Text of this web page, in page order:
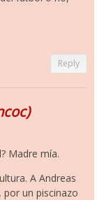
Reply
Madre mía.
A Andreas
un piscinazo